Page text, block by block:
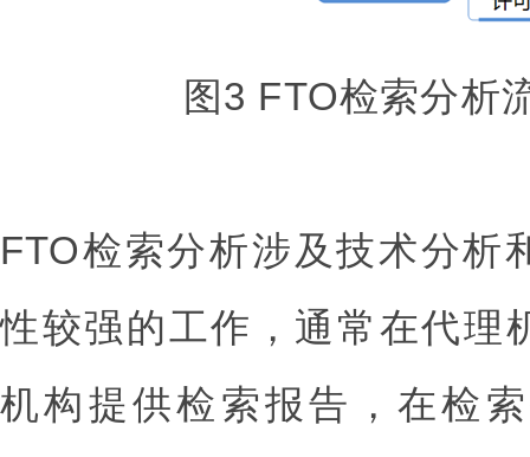
图3 FTO检索分析
FTO检索分析涉及技术分析
性较强的工作，通常在代理
机构提供检索报告，在检